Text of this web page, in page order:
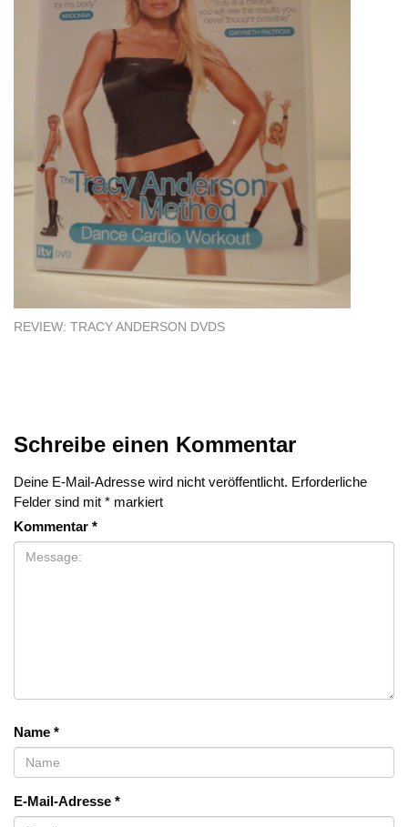
REVIEW: TRACY ANDERSON DVDS
Schreibe einen Kommentar
Deine E-Mail-Adresse wird nicht veröffentlicht. Erforderliche
Felder sind mit * markiert
Kommentar *
Name *
E-Mail-Adresse *